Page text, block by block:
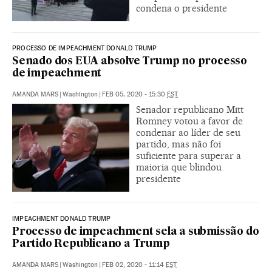
condena o presidente
PROCESSO DE IMPEACHMENT DONALD TRUMP
Senado dos EUA absolve Trump no processo
de impeachment
AMANDA MARS | Washington | FEB 05, 2020 - 15:30 EST
Senador republicano Mitt
Romney votou a favor de
condenar ao líder de seu
partido, mas não foi
suficiente para superar a
maioria que blindou
presidente
IMPEACHMENT DONALD TRUMP
Processo de impeachment sela a submissão do
Partido Republicano a Trump
AMANDA MARS | Washington | FEB 02, 2020 - 11:14 EST